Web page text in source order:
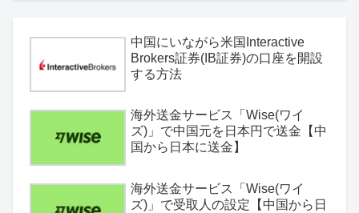
中国にいながら米国Interactive
Brokers証券(IB証券)の口座を開設
する方法
海外送金サービス「Wise(ワイ
ズ)」で中国元を日本円で送金【中
国から日本に送金】
海外送金サービス「Wise(ワイ
ズ)」で受取人の設定【中国から日